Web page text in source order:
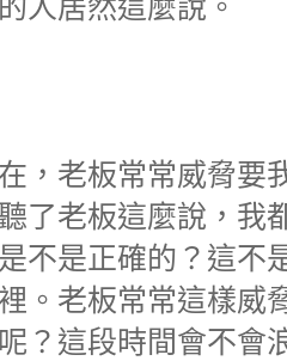
人居然這麼說。
，老板常常威脅要
了老板這麼說，我
不是正確的？這不
。老板常常這樣威
？這段時間會不會